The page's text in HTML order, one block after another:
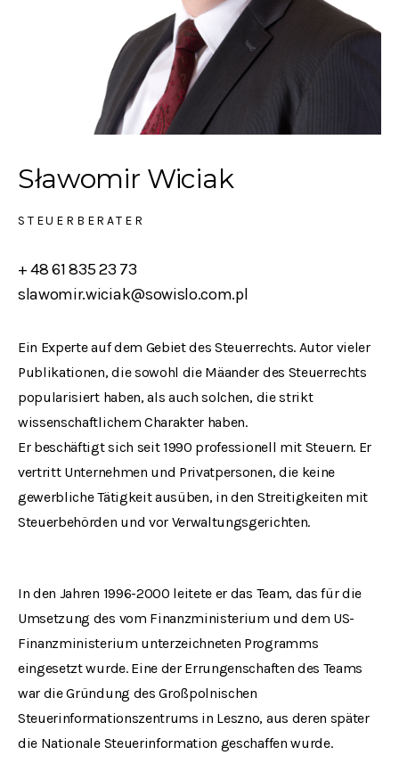
Sławomir Wiciak
STEUERBERATER
+ 48 61 835 23 73
slawomir.wiciak@sowislo.com.pl
Ein Experte auf dem Gebiet des Steuerrechts. Autor vieler
Publikationen, die sowohl die Mäander des Steuerrechts
popularisiert haben, als auch solchen, die strikt
wissenschaftlichem Charakter haben.
Er beschäftigt sich seit 1990 professionell mit Steuern. Er
vertritt Unternehmen und Privatpersonen, die keine
gewerbliche Tätigkeit ausüben, in den Streitigkeiten mit
Steuerbehörden und vor Verwaltungsgerichten.
In den Jahren 1996-2000 leitete er das Team, das für die
Umsetzung des vom Finanzministerium und dem US-
Finanzministerium unterzeichneten Programms
eingesetzt wurde. Eine der Errungenschaften des Teams
war die Gründung des Großpolnischen
Steuerinformationszentrums in Leszno, aus deren später
die Nationale Steuerinformation geschaffen wurde.